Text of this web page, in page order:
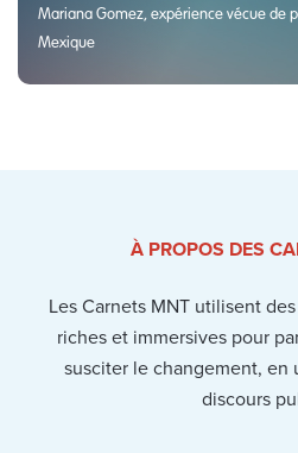
Mariana Gomez, expérience vécue de
Mexique
À PROPOS DES
Les Carnets MNT utilisent
riches et immersives pour
susciter le changement, en
discours